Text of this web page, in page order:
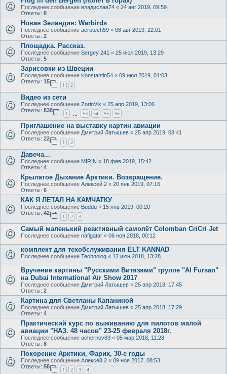
Последнее сообщение владислав74 « 24 авг 2019, 09:59
Ответы: 8
Новая Зеландия: Warbirds
Последнее сообщение aerotech59 « 08 авг 2019, 22:01
Ответы: 2
Площадка. Рассказ.
Последнее сообщение Sergey 241 « 25 июл 2019, 13:29
Ответы: 5
Зарисовки из Швеции
Последнее сообщение Konstantin54 « 09 июл 2019, 01:03
Ответы: 15
1 2
Видео из сети
Последнее сообщение ZorinVik « 25 апр 2019, 13:06
Ответы: 838
1 53 54 55 56
Приглашение на выставку картин авиации
Последнее сообщение Дмитрий Латышев « 25 апр 2019, 08:41
Ответы: 22
1 2
Давеча...
Последнее сообщение MIRIN « 18 фев 2019, 15:42
Ответы: 4
Крылатое Дыхание Арктики. Возвращение.
Последнее сообщение Алексей 2 « 20 янв 2019, 07:16
Ответы: 6
КАК Я ЛЕТАЛ НА КАМЧАТКУ
Последнее сообщение Buddu « 15 янв 2019, 00:20
Ответы: 42
1 2 3
Самый маленький реактивный самолёт Colomban CriCri Jet
Последнее сообщение nafigatar « 06 ноя 2018, 00:12
комплект для техобслуживания ELT KANNAD
Последнее сообщение Technolog « 12 июн 2018, 13:28
Вручение картины "Русскими Витязями" группе "Al Fursan"
на Dubai International Air Show 2017
Последнее сообщение Дмитрий Латышев « 25 апр 2018, 17:45
Ответы: 2
Картина для Светланы Капаниной
Последнее сообщение Дмитрий Латышев « 25 апр 2018, 17:29
Ответы: 4
Практический курс по выживанию для пилотов малой
авиации "НАЗ. 48 часов" 23-25 февраля 2018г.
Последнее сообщение achernov83 « 05 мар 2018, 11:28
Ответы: 8
Покорение Арктики, Фарих, 30-е годы
Последнее сообщение Алексей 2 « 09 ноя 2017, 08:53
Ответы: 58
1 2 3 4